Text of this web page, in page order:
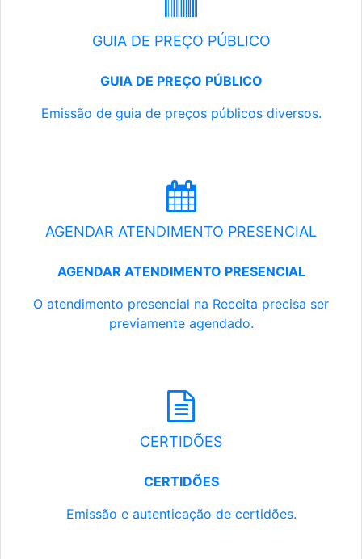
GUIA DE PREÇO PÚBLICO
GUIA DE PREÇO PÚBLICO
Emissão de guia de preços públicos diversos.
AGENDAR ATENDIMENTO PRESENCIAL
AGENDAR ATENDIMENTO PRESENCIAL
O atendimento presencial na Receita precisa ser
previamente agendado.
CERTIDÕES
CERTIDÕES
Emissão e autenticação de certidões.